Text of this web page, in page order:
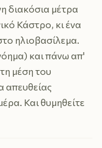
διακόσια μέτρα
Κάστρο, κι ένα
ηλιοβασίλεμα.
και πάνω απ'
μέση του
απευθείας
Και θυμηθείτε